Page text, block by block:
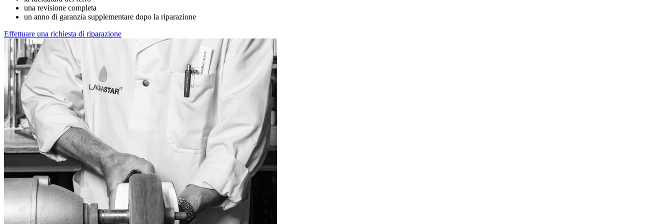
una revisione completa
un anno di garanzia supplementare dopo la riparazione
Effettuare una richiesta di riparazione